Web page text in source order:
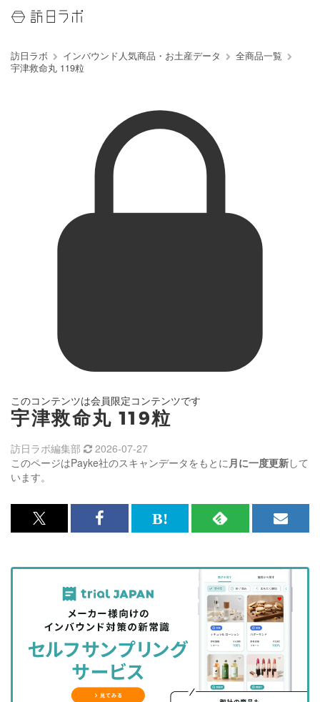
訪日ラボ インバウンド人気商品・お土産データ
全商品一覧
宇津救命丸 119粒
このコンテンツは会員限定コンテンツです
宇津救命丸 119粒
このページはPayke社のスキャンデータをもとに月に一度更新して
います。
訪日ラボ編集部 2026-07-27
x<br>
記
を
シ
ェ
Facebook<br>
記
事
を
シ
ェ
ア
は
な
ッ
ク
マ
RSS
記
事
を
購
読
す
メ
マ
ガ
登
録
す
る